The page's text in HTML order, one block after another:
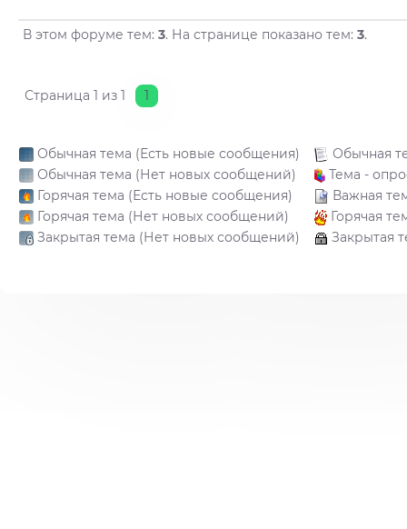
В этом форуме тем: 3. На странице показано тем: 3.
Страница 1 из 1 1
Обычная тема (Есть новые сообщения)
Обычная
Обычная тема (Нет новых сообщений)
Тема -
Горячая тема (Есть новые сообщения)
Важная
Горячая тема (Нет новых сообщений)
Горячая
Закрытая тема (Нет новых сообщений)
Закрытая